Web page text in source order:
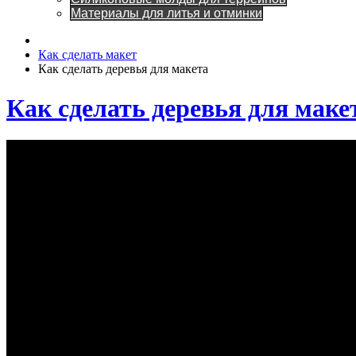
Материалы для литья и отминки
Как сделать макет
Как сделать деревья для макета
Как сделать деревья для